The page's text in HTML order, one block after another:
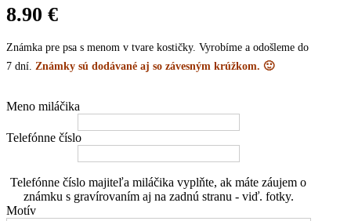
8.90 €
Známka pre psa s menom v tvare kostičky. Vyrobíme a odošleme do
7 dní. Známky sú dodávané aj so závesným krúžkom. 🙂
Meno miláčika
Telefónne číslo
Telefónne číslo majiteľa miláčika vyplňte, ak máte záujem o
známku s gravírovaním aj na zadnú stranu - viď. fotky.
Motív